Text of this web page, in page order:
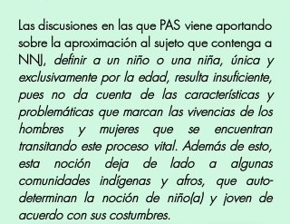
Las discusiones en las que PAS viene aportando
sobre la aproximación al sujeto que contenga a
NNJ, definir a un niño o una niña, única y
exclusivamente por la edad, resulta insuficiente,
pues no da cuenta de las características y
problemáticas que marcan las vivencias de los
hombres y mujeres que se encuentran
transitando este proceso vital. Además de esto,
esta noción deja de lado a algunas
comunidades indígenas y afros, que auto-
determinan la noción de niño(a) y joven de
acuerdo con sus costumbres.